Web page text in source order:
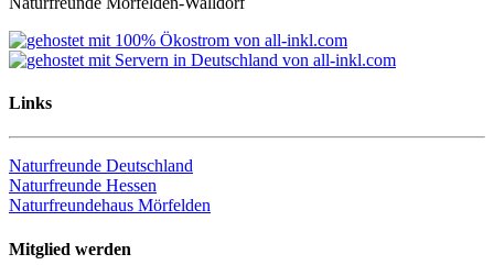
Links
Naturfreunde Deutschland
Naturfreunde Hessen
Naturfreundehaus Mörfelden
Mitglied werden